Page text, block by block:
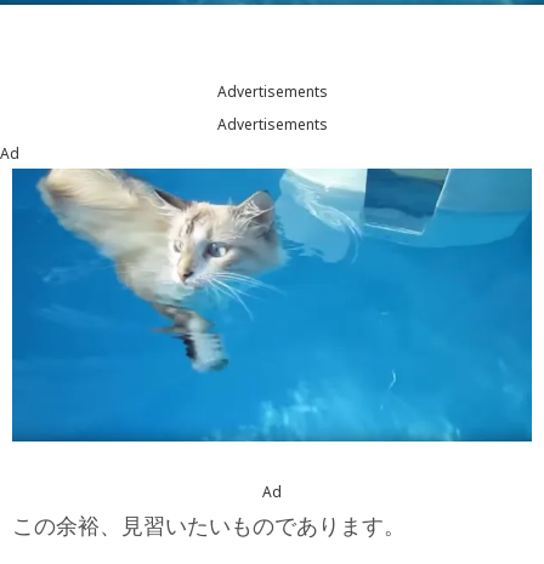
Advertisements
Advertisements
Ad
Ad
この余裕、見習いたいものであります。